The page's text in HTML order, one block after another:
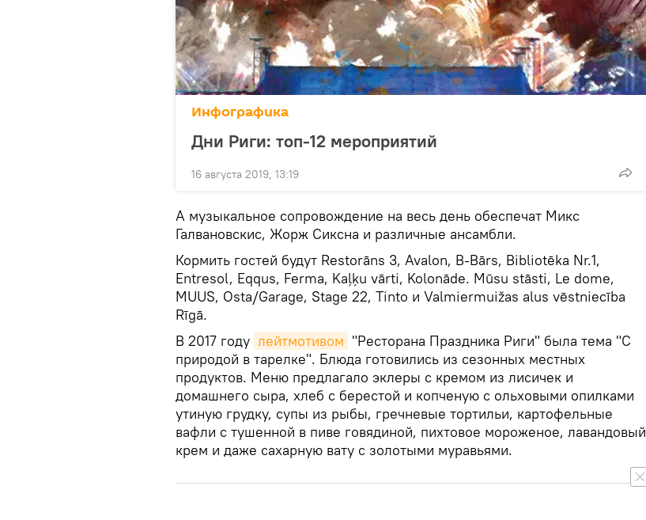
Инфографика
Дни Риги: топ-12 мероприятий
16 августа 2019, 13:19
А музыкальное сопровождение на весь день обеспечат Микс
Галвановскис, Жорж Сиксна и различные ансамбли.
Кормить гостей будут Restorāns 3, Avalon, B-Bārs, Bibliotēka Nr.1,
Entresol, Eqqus, Ferma, Kaļķu vārti, Kolonāde. Mūsu stāsti, Le dome,
MUUS, Osta/Garage, Stage 22, Tinto и Valmiermuižas alus vēstniecība
Rīgā.
В 2017 году лейтмотивом "Ресторана Праздника Риги" была тема "С
природой в тарелке". Блюда готовились из сезонных местных
продуктов. Меню предлагало эклеры с кремом из лисичек и
домашнего сыра, хлеб с берестой и копченую с ольховыми опилками
утиную грудку, супы из рыбы, гречневые тортильи, картофельные
вафли с тушенной в пиве говядиной, пихтовое мороженое, лавандовый
крем и даже сахарную вату с золотыми муравьями.